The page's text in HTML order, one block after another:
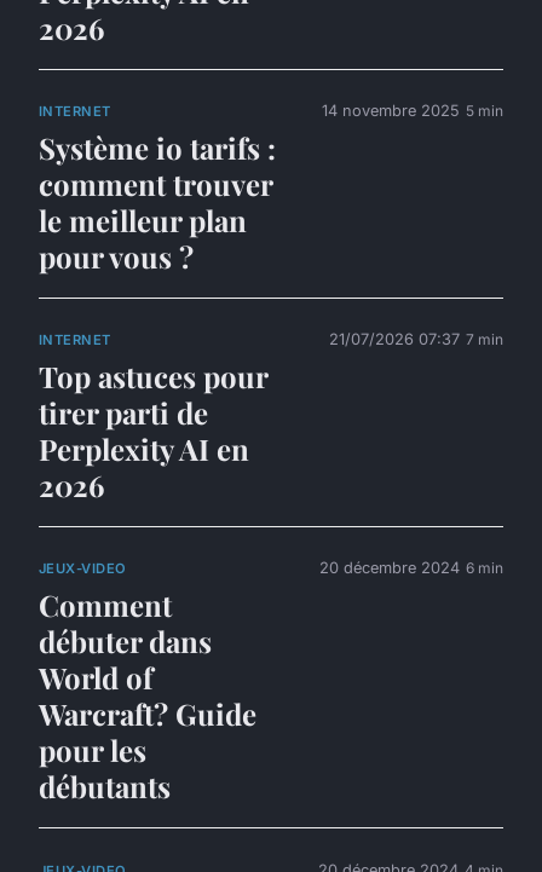
2026
INTERNET
Système io tarifs :
comment trouver
le meilleur plan
pour vous ?
14 novembre 2025 5 min
INTERNET
Top astuces pour
tirer parti de
Perplexity AI en
2026
21/07/2026 07:37 7 min
JEUX-VIDEO
Comment
débuter dans
World of
Warcraft? Guide
pour les
débutants
20 décembre 2024 6 min